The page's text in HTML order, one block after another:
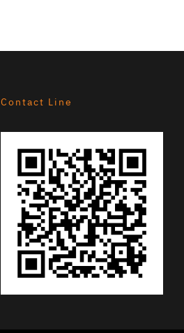
Contact Line